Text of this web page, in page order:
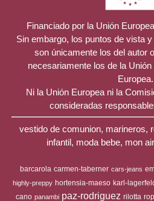
Financiado por la Unión
Sin embargo, los puntos de vista
son únicamente los del autor
necesariamente los de la
Europea.
Ni la Unión Europea ni la
consideradas
vestido de comunion, marineros,
infantil, moda bebe, mon
barcarola carmen-taberner cars-jeans
highly-preppy hortensia-maeso karl-
cano panambi paz-rodriguez rilotta